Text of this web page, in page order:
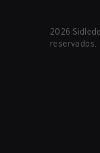
2026
reservados.